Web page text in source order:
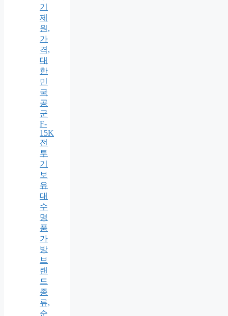
기
제
원,
가
격,
대
한
민
국
공
군
F-
15K
전
투
기
보
유
대
수
명
품
가
방
브
랜
드
종
류,
순